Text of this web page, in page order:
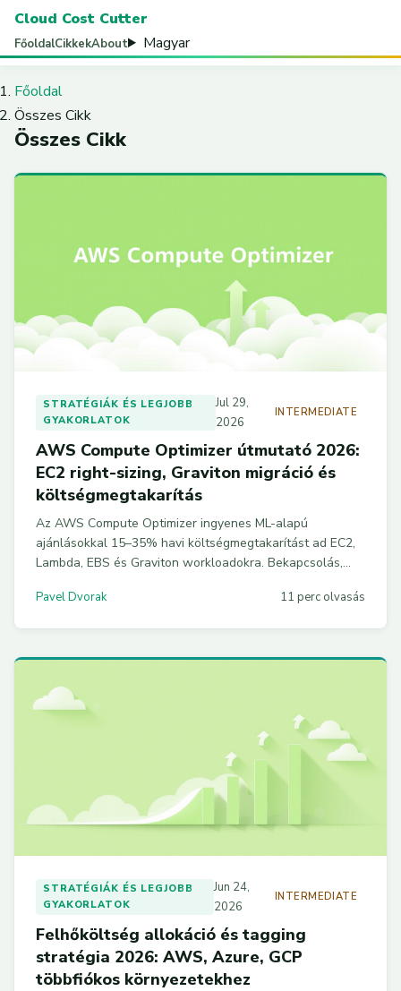
Cloud Cost Cutter
FőoldalCikkekAbout Magyar
Főoldal
Összes Cikk
Összes Cikk
STRATÉGIÁK ÉS LEGJOBB
GYAKORLATOK
Jul 29,
2026
INTERMEDIATE
AWS Compute Optimizer útmutató 2026:
EC2 right-sizing, Graviton migráció és
költségmegtakarítás
Az AWS Compute Optimizer ingyenes ML-alapú
ajánlásokkal 15–35% havi költségmegtakarítást ad EC2,
Lambda, EBS és Graviton workloadokra. Bekapcsolás,
Organizations-integráció.
Pavel Dvorak 11 perc olvasás
STRATÉGIÁK ÉS LEGJOBB
GYAKORLATOK
Jun 24,
2026
INTERMEDIATE
Felhőköltség allokáció és tagging
stratégia 2026: AWS, Azure, GCP
többfiókos környezetekhez